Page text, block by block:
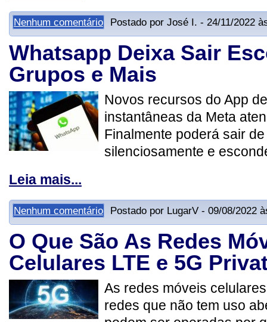
Nenhum comentário Postado por José I. - 24/11/2022
Whatsapp Deixa Sair
Grupos e Mais
Novos recursos do App
instantâneas da Meta
Finalmente poderá sair
silenciosamente e
Leia mais...
Nenhum comentário Postado por LugarV - 09/08/2022
O Que São As Redes
Celulares LTE e 5G
As redes móveis
redes que não tem uso